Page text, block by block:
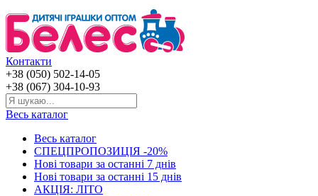
Контакти
+38 (050) 502-14-05
+38 (067) 304-10-93
Весь каталог
Весь каталог
СПЕЦПРОПОЗИЦІЯ -20%
Нові товари за останнi 7 днiв
Нові товари за останнi 15 днiв
АКЦІЯ: ЛІТО